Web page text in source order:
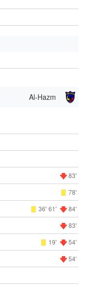
Al-Hazm
83'
78'
36' 61' 84'
83'
19' 54'
54'